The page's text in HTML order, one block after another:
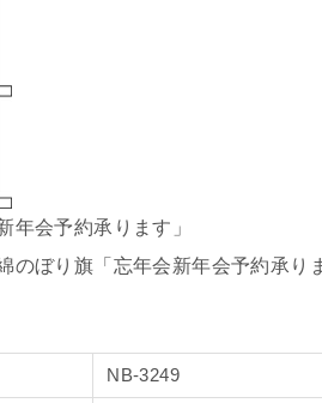
年会予約承ります」
のぼり旗「忘年会新年会予約承り
NB-3249